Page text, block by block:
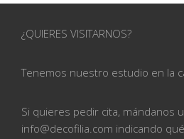
¿QUIERES VISITARNOS?
Tenemos nuestro estudio en la
Si quieres pedir cita, mándanos
info@decofilia.com indicando